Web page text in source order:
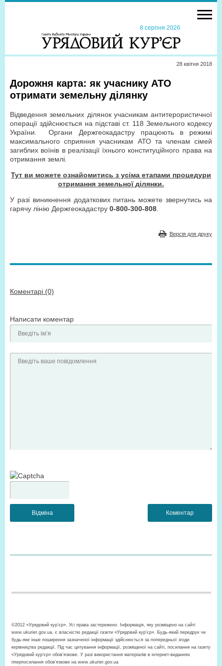
8 серпня 2026
28 квiтня 2018
Дорожня карта: як учаснику АТО
отримати земельну ділянку
Відведення земельних ділянок учасникам антитерористичної
операції здійснюється на підставі ст. 118 Земельного кодексу
України. Органи Держгеокадастру працюють в режимі
максимального сприяння учасникам АТО та членам сімей
загиблих воїнів в реалізації їхнього конституційного права на
отримання землі.
Тут ви можете ознайомитись з усіма етапами процедури
отримання земельної ділянки.
У разі виникнення додаткових питань можете звернутись на
гарячу лінію Держгеокадастру 0-800-300-808
Версія для друку
Коментарі (0)
Написати коментар
©2012 «Урядовий кур’єр». Усі права застережено. Інформація, яку розміщено на сайті
www.ukurier.gov.ua, є власністю редакції газети «Урядовий кур'єр». Будь-який передрук чи
будь-яке інше поширення зазначеної інформації здійснюється за попередньої згоди
керівництва редакції. Під час цитування інформації, розміщеної на сайті, посилання на газету
«Урядовий кур’єр» обов'язкове. У разі використання матеріалів в інтернет-виданнях
гіперпосилання обов’язкове на www.ukurier.gov.ua